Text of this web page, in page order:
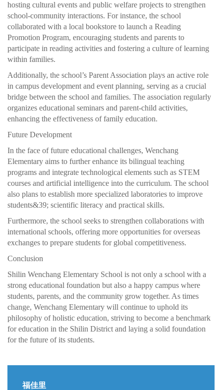
hosting cultural events and public welfare projects to strengthen
school-community interactions. For instance, the school
collaborated with a local bookstore to launch a Reading
Promotion Program, encouraging students and parents to
participate in reading activities and fostering a culture of learning
within families.
Additionally, the school’s Parent Association plays an active role
in campus development and event planning, serving as a crucial
bridge between the school and families. The association regularly
organizes educational seminars and parent-child activities,
enhancing the effectiveness of family education.
Future Development
In the face of future educational challenges, Wenchang
Elementary aims to further enhance its bilingual teaching
programs and integrate technological elements such as STEM
courses and artificial intelligence into the curriculum. The school
also plans to establish more specialized laboratories to improve
students&39; scientific literacy and practical skills.
Furthermore, the school seeks to strengthen collaborations with
international schools, offering more opportunities for overseas
exchanges to prepare students for global competitiveness.
Conclusion
Shilin Wenchang Elementary School is not only a school with a
strong educational foundation but also a happy campus where
students, parents, and the community grow together. As times
change, Wenchang Elementary will continue to uphold its
philosophy of holistic education, striving to become a benchmark
for education in the Shilin District and laying a solid foundation
for the future of its students.
福佳里